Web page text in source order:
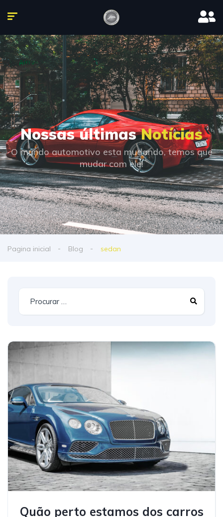
Nossas últimasNotícias
O mundo automotivo esta mudando, temos que
mudar com ele!
Pagina inicial Blog sedan
Quão perto estamos dos carros